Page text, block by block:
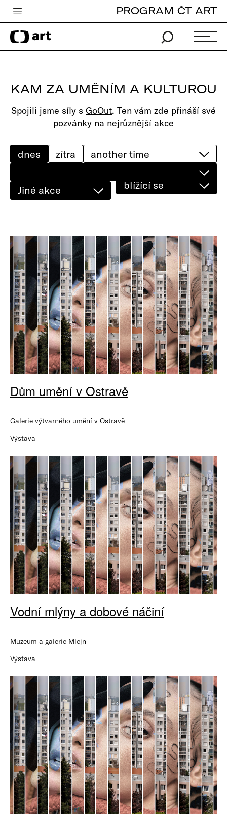
Česká televize
Zpravodajství
iVysílání
TV program
edu
PROGRAM ČT ART
KAM ZA UMĚNÍM A KULTUROU
Spojili jsme síly s GoOut. Ten vám zde přináší své
pozvánky na nejrůznější akce
Jiné akce
dnes zítra
blížící se
Dům umění v Ostravě
Galerie výtvarného umění v Ostravě
Výstava
Vodní mlýny a dobové náčiní
Muzeum a galerie Mlejn
Výstava